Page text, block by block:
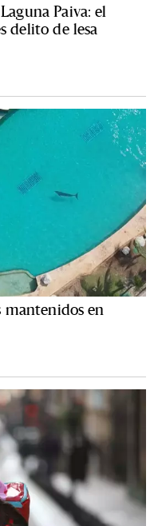
Paiva: el
delito de lesa
mantenidos en